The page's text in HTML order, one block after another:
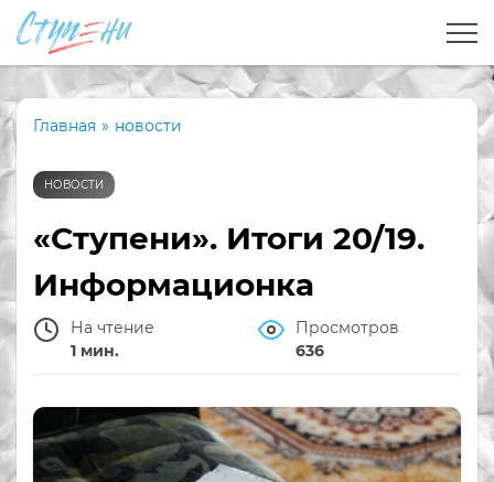
Главная » новости
НОВОСТИ
«Ступени». Итоги 20/19.
Информационка
На чтение
1 мин.
Просмотров
636